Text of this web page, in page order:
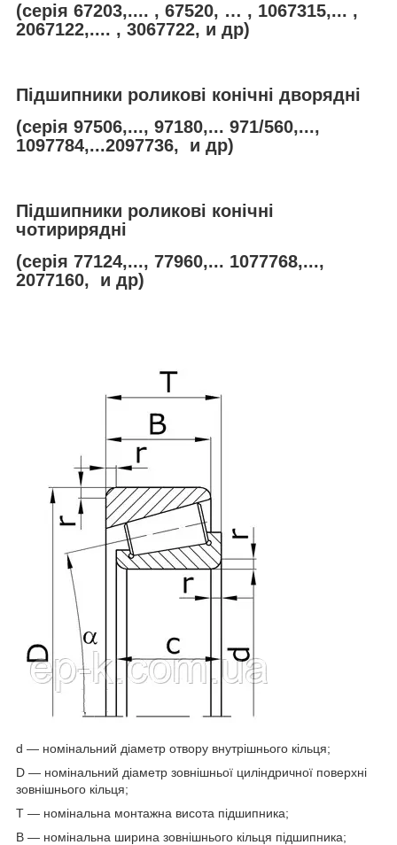
(серія 67203,.... , 67520, … , 1067315,... ,
2067122,.... , 3067722, и др)
Підшипники роликові конічні дворядні
(серія 97506,..., 97180,... 971/560,...,
1097784,...2097736, и др)
Підшипники роликові конічні
чотирирядні
(серія 77124,..., 77960,... 1077768,...,
2077160, и др)
d — номінальний діаметр отвору внутрішнього кільця;
D — номінальний діаметр зовнішньої циліндричної поверхні
зовнішнього кільця;
T — номінальна монтажна висота підшипника;
B — номінальна ширина зовнішнього кільця підшипника;